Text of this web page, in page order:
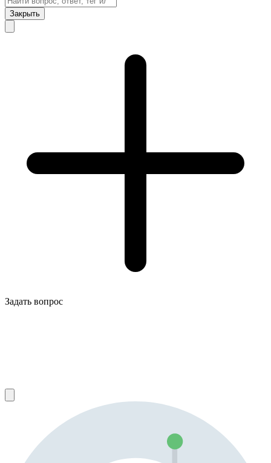
Закрыть
Задать вопрос